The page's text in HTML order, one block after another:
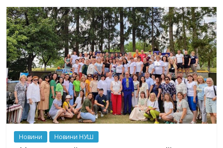
Новини Новини НУШ